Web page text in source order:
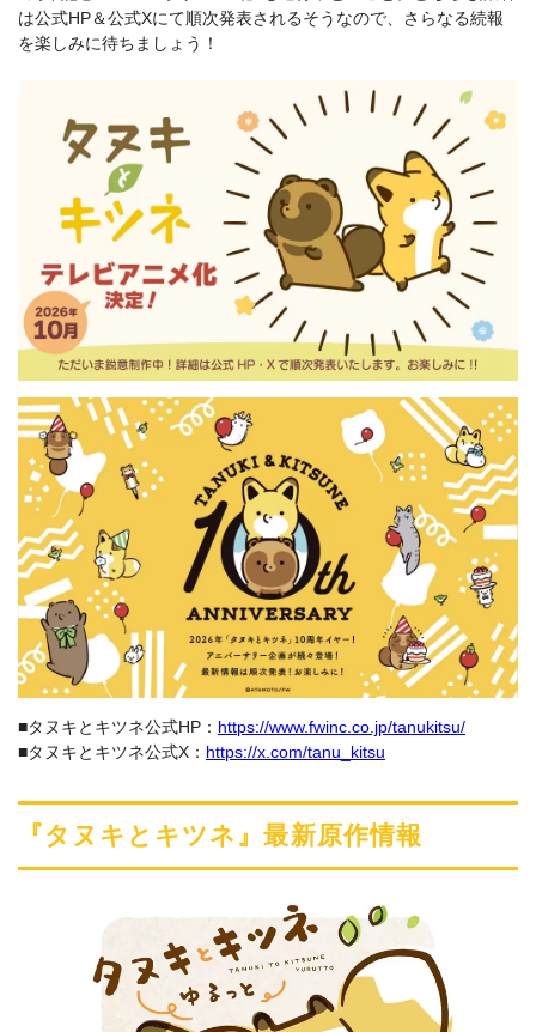
は公式HP＆公式Xにて順次発表されるそうなので、さらなる続報
を楽しみに待ちましょう！
■タヌキとキツネ公式HP： https://www.fwinc.co.jp/tanukitsu/
■タヌキとキツネ公式X： https://x.com/tanu_kitsu
『タヌキとキツネ』最新原作情報